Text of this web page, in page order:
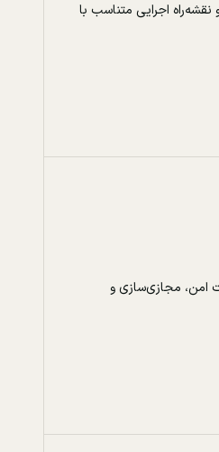
اجرایی متناسب با
امن، مجازی‌سازی و